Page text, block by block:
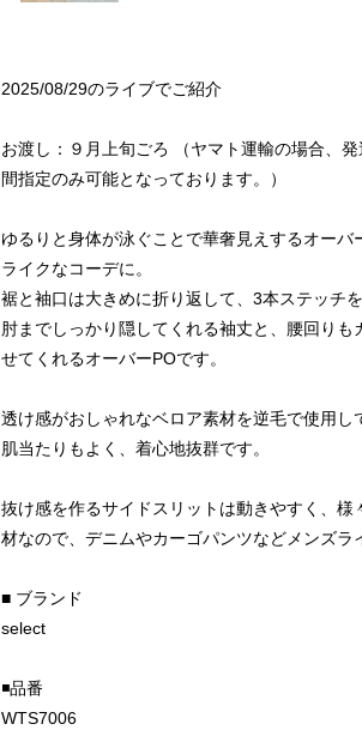
2025/08/29のライブでご紹介
お渡し：９月上旬ごろ （ヤマト運輸の場合、
間指定のみ可能となっております。）
ゆるりと身体が泳ぐことで華奢見えするオー
ライクなコーデに。
裾と袖口は大きめに折り返して、3本ステッチ
肘までしっかり隠してくれる袖丈と、腰回り
せてくれるオーバーPOです。
透け感がおしゃれなベロア素材を逆毛で使用し
肌当たりもよく、着心地抜群です。
抜け感を作るサイドスリットは動きやすく、
材なので、デニムやカーゴパンツなどメンズ
■ ブランド
select
◾️品番
WTS7006